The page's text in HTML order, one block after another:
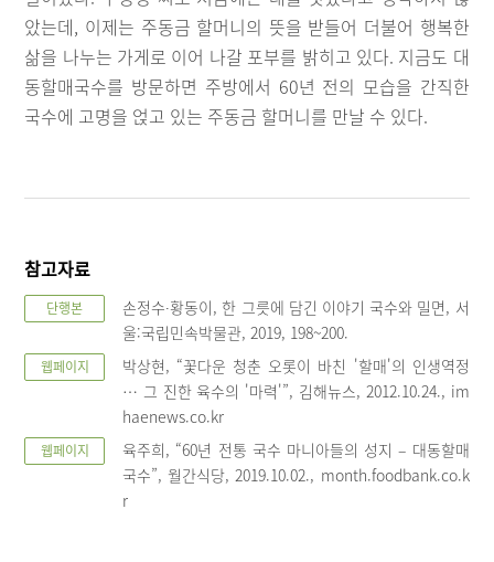
았는데, 이제는 주동금 할머니의 뜻을 받들어 더불어 행복한
삶을 나누는 가게로 이어 나갈 포부를 밝히고 있다. 지금도 대
동할매국수를 방문하면 주방에서 60년 전의 모습을 간직한
국수에 고명을 얹고 있는 주동금 할머니를 만날 수 있다.
참고자료
단행본
손정수∙황동이, 한 그릇에 담긴 이야기 국수와 밀면, 서
울:국립민속박물관, 2019, 198~200.
웹페이지
박상현, “꽃다운 청춘 오롯이 바친 '할매'의 인생역정
… 그 진한 육수의 '마력'”, 김해뉴스, 2012.10.24., im
haenews.co.kr
웹페이지
육주희, “60년 전통 국수 마니아들의 성지 – 대동할매
국수”, 월간식당, 2019.10.02., month.foodbank.co.k
r